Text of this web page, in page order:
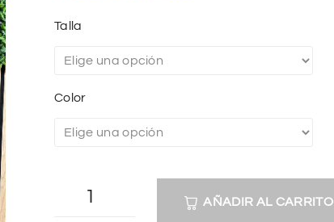
Talla
Color
AÑADIR AL CARRITO